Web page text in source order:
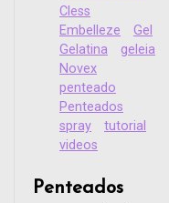
Cless
Embelleze
Gel
Gelatina
geleia
Novex
penteado
Penteados
spray
tutorial
videos
Penteados